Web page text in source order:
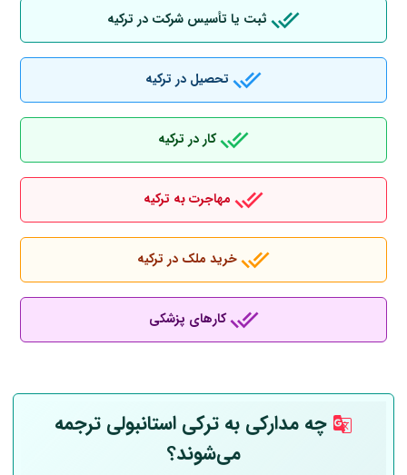
ثبت یا تأسیس شرکت در ترکیه
تحصیل در ترکیه
کار در ترکیه
مهاجرت به ترکیه
خرید ملک در ترکیه
کارهای پزشکی
چه مدارکی به ترکی استانبولی ترجمه
می‌شوند؟